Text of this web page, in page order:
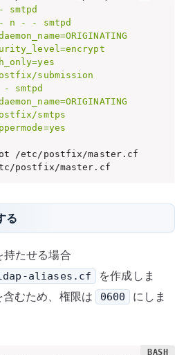
n - - smtpd
submission
smtpd
smtps
postfix/master.cf
る
持たせる場合
aliases.cf
を作成しま
むため、権限は
0600
にしま